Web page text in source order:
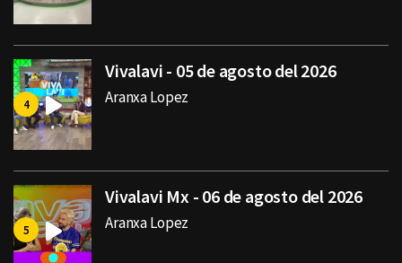
Vivalavi - 05 de agosto del 2026
Aranxa Lopez
Vivalavi Mx - 06 de agosto del 2026
Aranxa Lopez